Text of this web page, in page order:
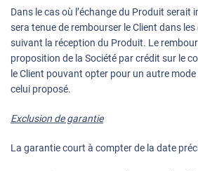
Dans le cas où l’échange du Produit serait
sera tenue de rembourser le Client dans
suivant la réception du Produit. Le
proposition de la Société par crédit sur le
le Client pouvant opter pour un autre
celui proposé.
Exclusion de garantie
La garantie court à compter de la date